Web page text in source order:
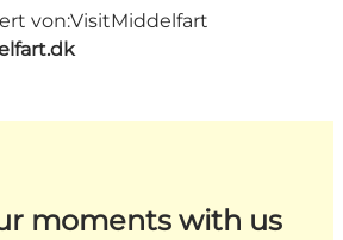
von:VisitMiddelfart
moments with us